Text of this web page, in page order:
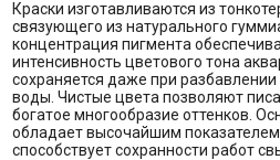
Краски изготавливаются из
связующего из натурального
концентрация пигмента
интенсивность цветового тона
сохраняется даже при
воды. Чистые цвета позволяют
богатое многообразие оттенков.
обладает высочайшим показателем
способствует сохранности работ